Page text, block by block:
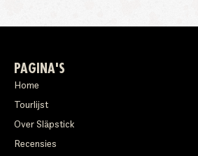
PAGINA'S
Home
Tourlijst
Over Släpstick
Recensies